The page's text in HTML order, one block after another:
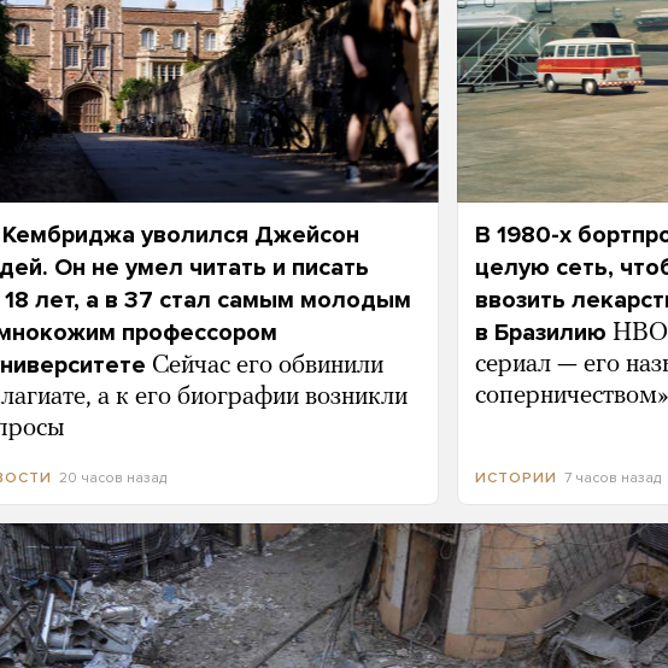
уволился Джейсон
Он не умел читать и писать
лет, а в 37 стал самым молодым
профессором
Сейчас его обвинили
а к его биографии возникли
20 часов назад
В 1980-х
целую сеть,
ввозить
в Бразилию
сериал — его
соперничеством»
ИСТОРИИ 7 часов назад